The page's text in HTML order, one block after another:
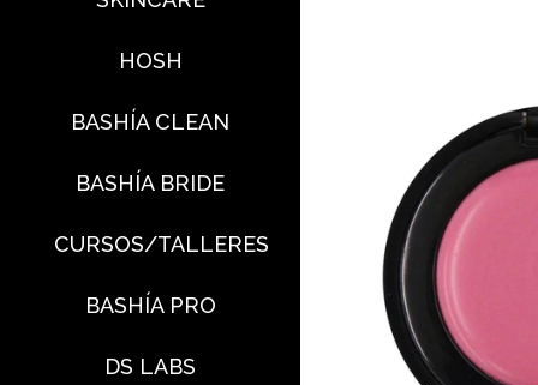
HOSH
BASHÍA CLEAN
BASHÍA BRIDE
CURSOS/TALLERES
BASHÍA PRO
DS LABS